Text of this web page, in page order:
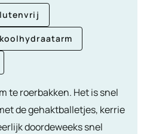
koolhydraatarm
te roerbakken. Het is snel
de gehaktballetjes, kerrie
doordeweeks snel